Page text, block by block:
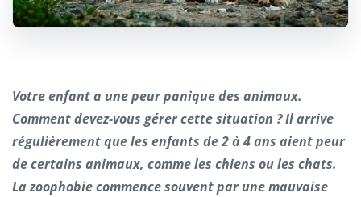
Votre enfant a une peur panique des animaux.
Comment devez-vous gérer cette situation ? Il arrive
régulièrement que les enfants de 2 à 4 ans aient peur
de certains animaux, comme les chiens ou les chats.
La zoophobie commence souvent par une mauvaise